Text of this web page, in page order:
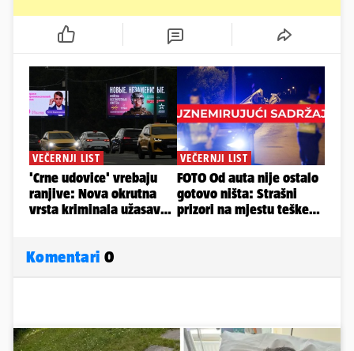
Komentari 0